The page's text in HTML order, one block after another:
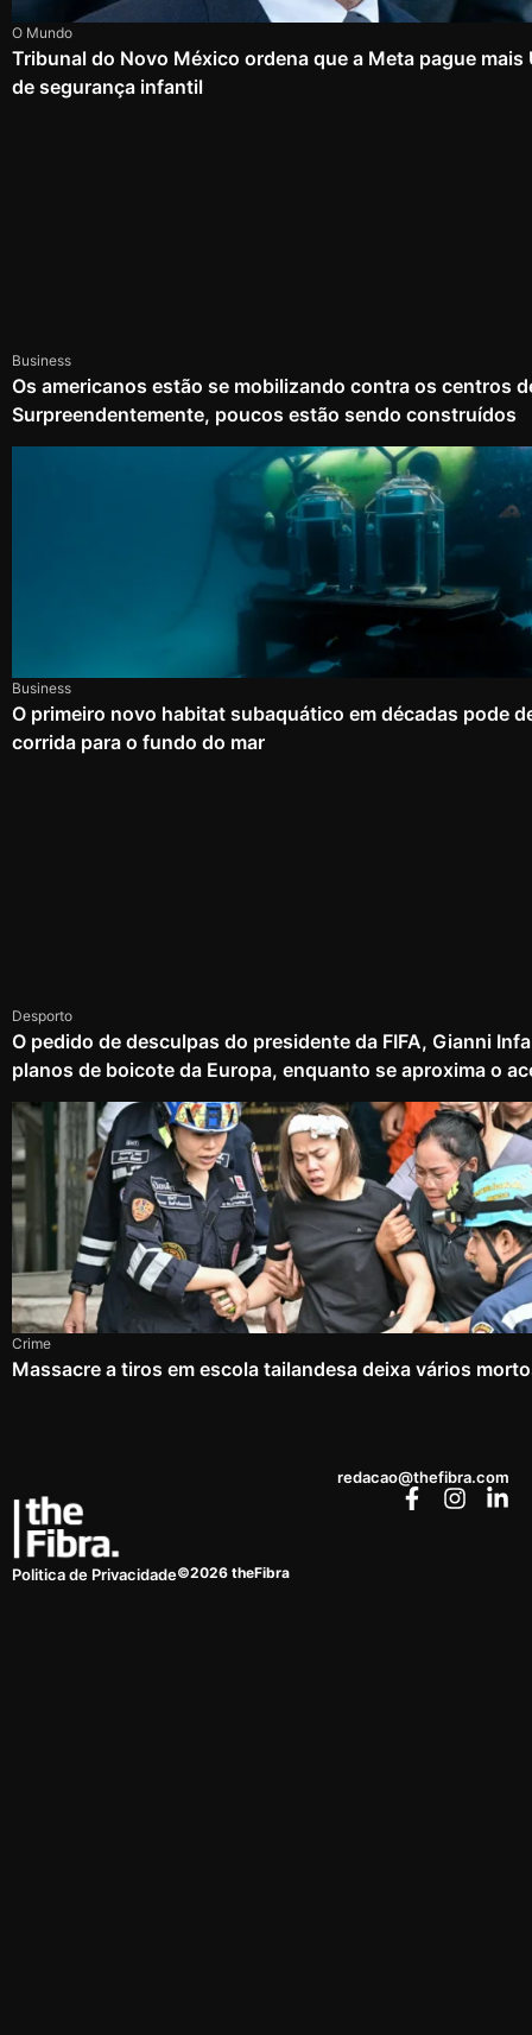
O Mundo
Tribunal do Novo México ordena que a Meta pague mais
de segurança infantil
Business
Os americanos estão se mobilizando contra os centros
Surpreendentemente, poucos estão sendo construídos
Business
O primeiro novo habitat subaquático em décadas pode
corrida para o fundo do mar
Desporto
O pedido de desculpas do presidente da FIFA, Gianni
planos de boicote da Europa, enquanto se aproxima o
Crime
Massacre a tiros em escola tailandesa deixa vários
redacao@thefibra.com
Politica de Privacidade©2026 theFibra